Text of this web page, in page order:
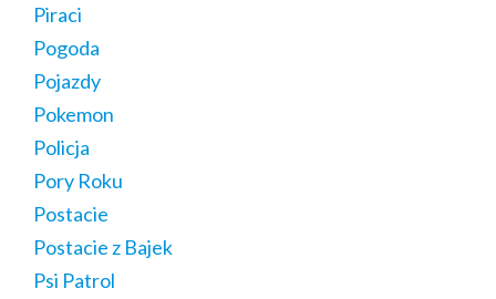
Piraci
Pogoda
Pojazdy
Pokemon
Policja
Pory Roku
Postacie
Postacie z Bajek
Psi Patrol